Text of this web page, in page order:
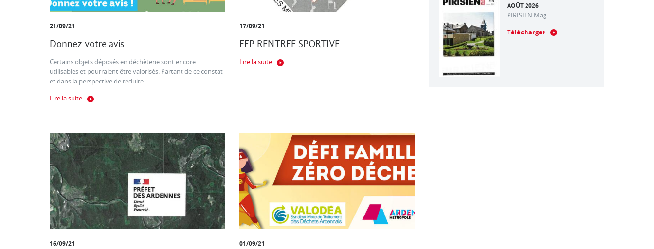
21/09/21
Donnez votre avis
Certains objets déposés en déchèterie sont encore
utilisables et pourraient être valorisés. Partant de ce constat
et dans la perspective de réduire...
Lire la suite
17/09/21
FEP RENTREE SPORTIVE
Lire la suite
16/09/21 01/09/21
AOÛT 2026
PIRISIEN Mag
Télécharger